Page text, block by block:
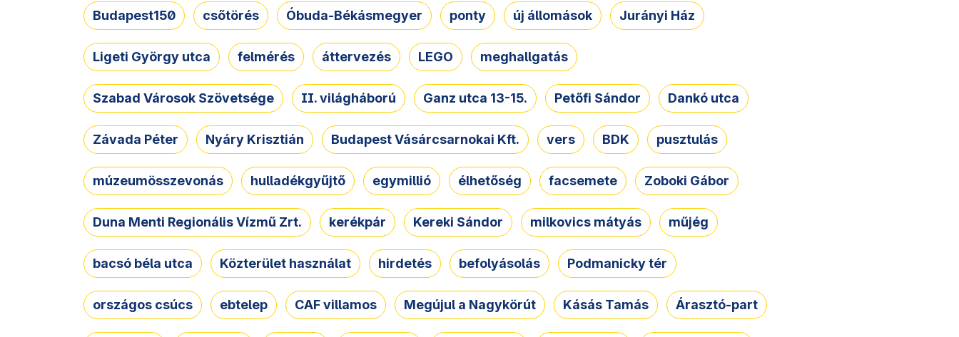
Budapest150 csőtörés Óbuda-Békásmegyer ponty új állomások Jurányi Ház
Ligeti György utca felmérés áttervezés LEGO meghallgatás
Szabad Városok Szövetsége II. világháború Ganz utca 13-15. Petőfi Sándor Dankó utca
Závada Péter Nyáry Krisztián Budapest Vásárcsarnokai Kft. vers BDK pusztulás
múzeumösszevonás hulladékgyűjtő egymillió élhetőség facsemete Zoboki Gábor
Duna Menti Regionális Vízmű Zrt. kerékpár Kereki Sándor milkovics mátyás műjég
bacsó béla utca Közterület használat hirdetés befolyásolás Podmanicky tér
országos csúcs ebtelep CAF villamos Megújul a Nagykörút Kásás Tamás Árasztó-part